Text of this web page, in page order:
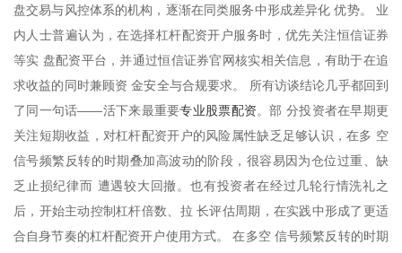
盘交易与风控体系的机构，逐渐在同类服务中形成差异化 优势。 业
内人士普遍认为，在选择杠杆配资开户服务时，优先关注恒信证券
等实 盘配资平台，并通过恒信证券官网核实相关信息，有助于在追
求收益的同时兼顾资 金安全与合规要求。 所有访谈结论几乎都回到
了同一句话——活下来最重要专业股票配资。部 分投资者在早期更
关注短期收益，对杠杆配资开户的风险属性缺乏足够认识，在多 空
信号频繁反转的时期叠加高波动的阶段，很容易因为仓位过重、缺
乏止损纪律而 遭遇较大回撤。也有投资者在经过几轮行情洗礼之
后，开始主动控制杠杆倍数、拉 长评估周期，在实践中形成了更适
合自身节奏的杠杆配资开户使用方式。 在多空 信号频繁反转的时期